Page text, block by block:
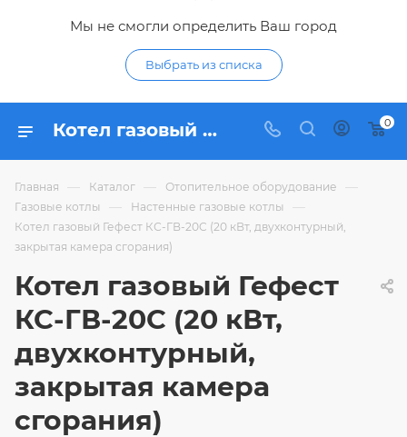
Мы не смогли определить Ваш город
Выбрать из списка
Котел газовый Гефест КС-ГВ-20C (20 кВт, двухконтурный, закрытая камера сгорания) - купить по цене в интернет-магазине Гидропромтехника с доставкой в Курске 0
Главная — Каталог — Отопительное оборудование —
Газовые котлы — Настенные газовые котлы —
Котел газовый Гефест КС-ГВ-20C (20 кВт, двухконтурный,
закрытая камера сгорания)
Котел газовый Гефест
КС-ГВ-20C (20 кВт,
двухконтурный,
закрытая камера
сгорания)